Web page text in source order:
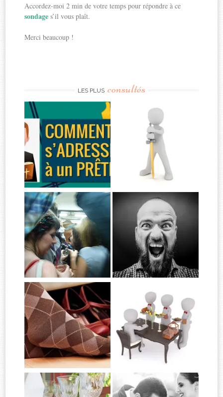
Accordez-moi 2 min de votre temps pour répondre à ce
sondages’il vous plaît.
Merci beaucoup !
LES PLUS consultés